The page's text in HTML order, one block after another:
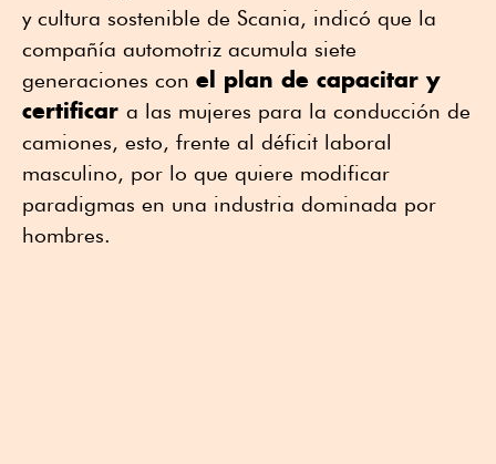
y cultura sostenible de Scania, indicó que la
compañía automotriz acumula siete
generaciones con el plan de capacitar y
certificar a las mujeres para la conducción de
camiones, esto, frente al déficit laboral
masculino, por lo que quiere modificar
paradigmas en una industria dominada por
hombres.